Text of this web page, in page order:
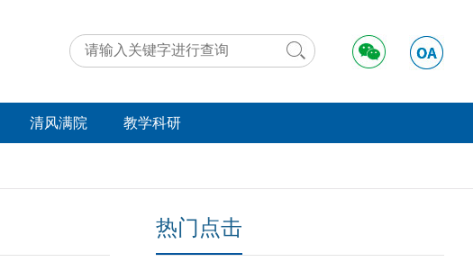
清风满院
好人好事
投诉举报
教学科研
学术交流
远程医疗
资料下载
热门点击